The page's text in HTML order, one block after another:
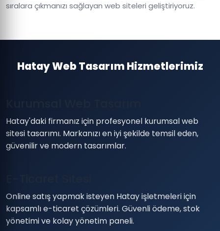
sıralara çıkmanızı sağlayan web siteleri geliştiriyoruz.
Hatay Web Tasarım Hizmetlerimiz
Hatay'daki firmanız için profesyonel kurumsal web
sitesi tasarımı. Markanızı en iyi şekilde temsil eden,
güvenilir ve modern tasarımlar.
Online satış yapmak isteyen Hatay işletmeleri için
kapsamlı e-ticaret çözümleri. Güvenli ödeme, stok
yönetimi ve kolay yönetim paneli.